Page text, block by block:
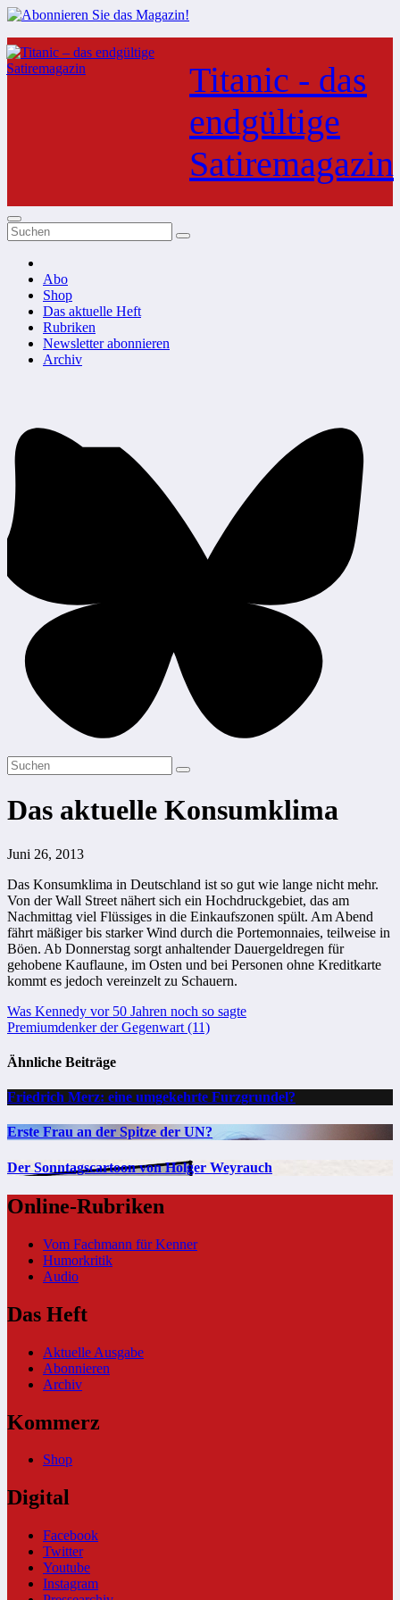
Zum
Inhalt
springen
Titanic - das
endgültige
Satiremagazin
Abo
Shop
Das aktuelle Heft
Rubriken
Newsletter abonnieren
Archiv
Das aktuelle Konsumklima
Juni 26, 2013
Das Konsumklima in Deutschland ist so gut wie lange nicht mehr.
Von der Wall Street nähert sich ein Hochdruckgebiet, das am
Nachmittag viel Flüssiges in die Einkaufszonen spült. Am Abend
fährt mäßiger bis starker Wind durch die Portemonnaies, teilweise in
Böen. Ab Donnerstag sorgt anhaltender Dauergeldregen für
gehobene Kauflaune, im Osten und bei Personen ohne Kreditkarte
kommt es jedoch vereinzelt zu Schauern.
Beitragsnavigation
Was Kennedy vor 50 Jahren noch so sagte
Premiumdenker der Gegenwart (11)
Ähnliche Beiträge
Friedrich Merz: eine umgekehrte Furzgrundel?
Erste Frau an der Spitze der UN?
Der Sonntagscartoon von Holger Weyrauch
Online-Rubriken
Vom Fachmann für Kenner
Humorkritik
Audio
Das Heft
Aktuelle Ausgabe
Abonnieren
Archiv
Kommerz
Shop
Digital
Facebook
Twitter
Youtube
Instagram